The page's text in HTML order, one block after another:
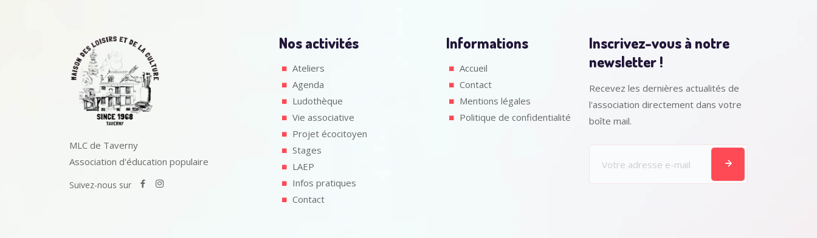
MLC de Taverny
Association d'éducation populaire
Suivez-nous sur
Nos activités
Ateliers
Agenda
Ludothèque
Vie associative
Projet écocitoyen
Stages
LAEP
Infos pratiques
Contact
Informations
Accueil
Contact
Mentions légales
Politique de confidentialité
Inscrivez-vous à notre
newsletter !
Recevez les dernières actualités de
l'association directement dans votre
boîte mail.